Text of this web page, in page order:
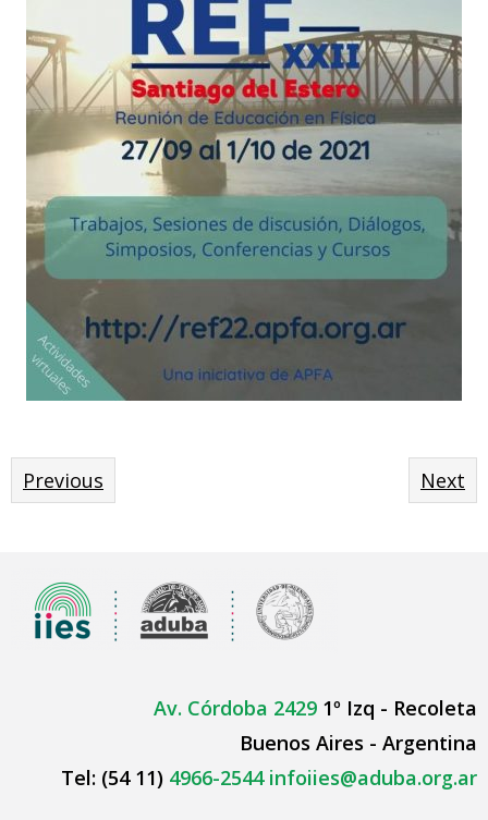
Previous Next
Av. Córdoba 2429 1º Izq - Recoleta
Buenos Aires - Argentina
Tel: (54 11) 4966-2544 infoiies@aduba.org.ar